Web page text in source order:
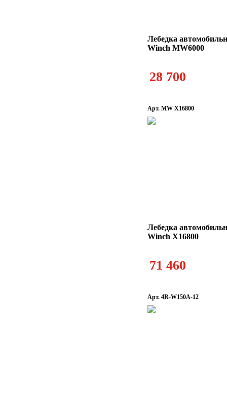
Лебедка
Winch MW6000
28 700
Арт. MW X16800
Лебедка
Winch X16800
71 460
Арт. 4R-W150A-12